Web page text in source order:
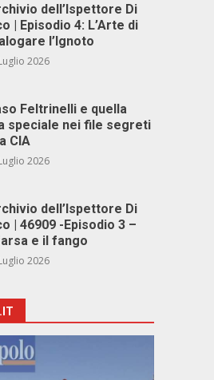
dell’Ispettore Di
| Episodio 4: L’Arte di
l’Ignoto
2026
Feltrinelli e quella
speciale nei file segreti
CIA
2026
dell’Ispettore Di
| 46909 -Episodio 3 –
e il fango
2026